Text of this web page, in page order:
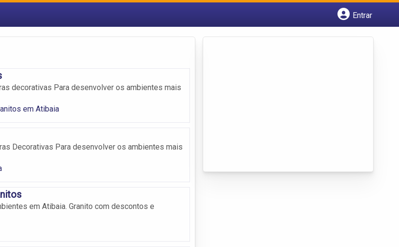
Entrar
decorativas Para desenvolver os ambientes mais
em Atibaia
Decorativas Para desenvolver os ambientes mais
em Atibaia. Granito com descontos e